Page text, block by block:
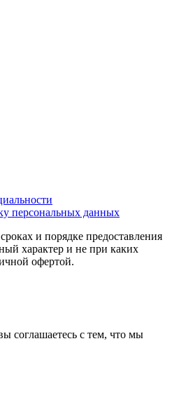
персональных данных
и порядке предоставления
характер и не при каких
офертой.
соглашаетесь с тем, что мы